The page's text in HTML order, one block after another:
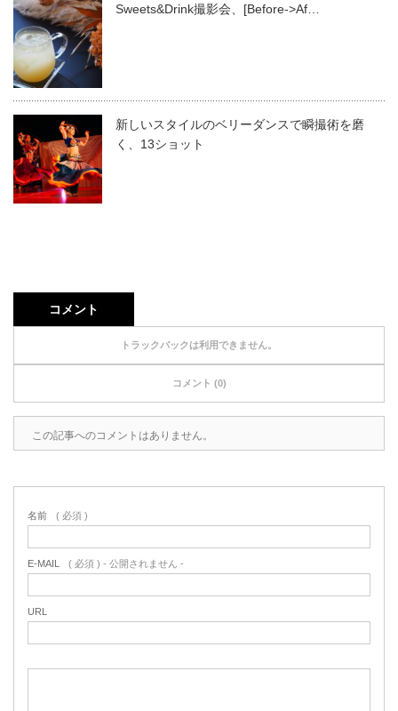
Sweets&Drink撮影会、[Before->Af…
新しいスタイルのベリーダンスで瞬撮術を磨
く、13ショット
コメント
トラックバックは利用できません。
コメント (0)
この記事へのコメントはありません。
名前 ( 必須 )
E-MAIL ( 必須 ) - 公開されません -
URL